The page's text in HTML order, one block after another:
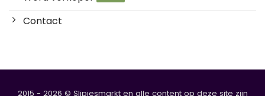
Contact
2015 - 2026 © Slipjesmarkt en alle content op deze site zijn